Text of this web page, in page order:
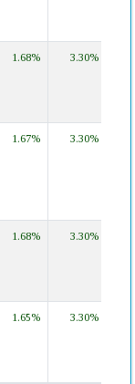
1.68% 3.30%
1.67% 3.30%
1.68% 3.30%
1.65% 3.30%